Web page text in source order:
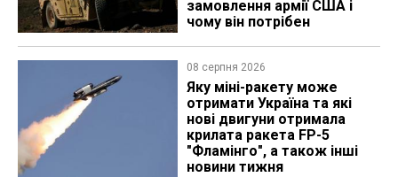
замовлення армії США і
чому він потрібен
08 серпня 2026
Яку міні-ракету може
отримати Україна та які
нові двигуни отримала
крилата ракета FP-5
"Фламінго", а також інші
новини тижня